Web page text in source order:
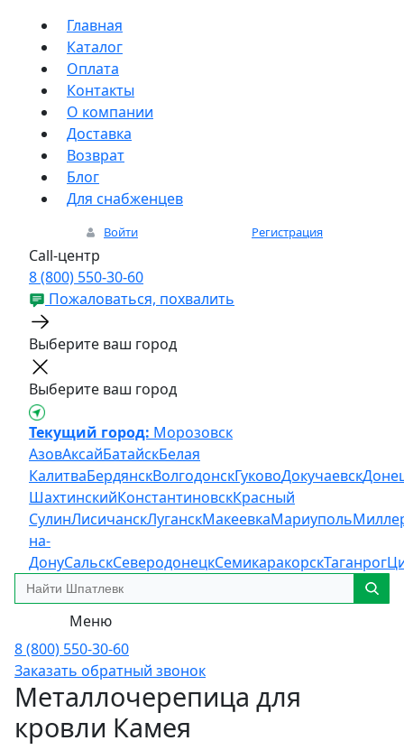
Главная
Каталог
Оплата
Контакты
О компании
Доставка
Возврат
Блог
Для снабженцев
Войти Регистрация
Call-центр
8 (800) 550-30-60
Пожаловаться, похвалить
Выберите ваш город
Выберите ваш город
Текущий город: Морозовск
АзовАксайБатайскБелая
КалитваБердянскВолгодонскГуковоДокучаевск
ШахтинскийКонстантиновскКрасный
СулинЛисичанскЛуганскМакеевкаМариуполь
на-
ДонуСальскСеверодонецкСемикаракорскТаганрог
Меню
8 (800) 550-30-60
Заказать обратный звонок
Металлочерепица для
кровли Камея